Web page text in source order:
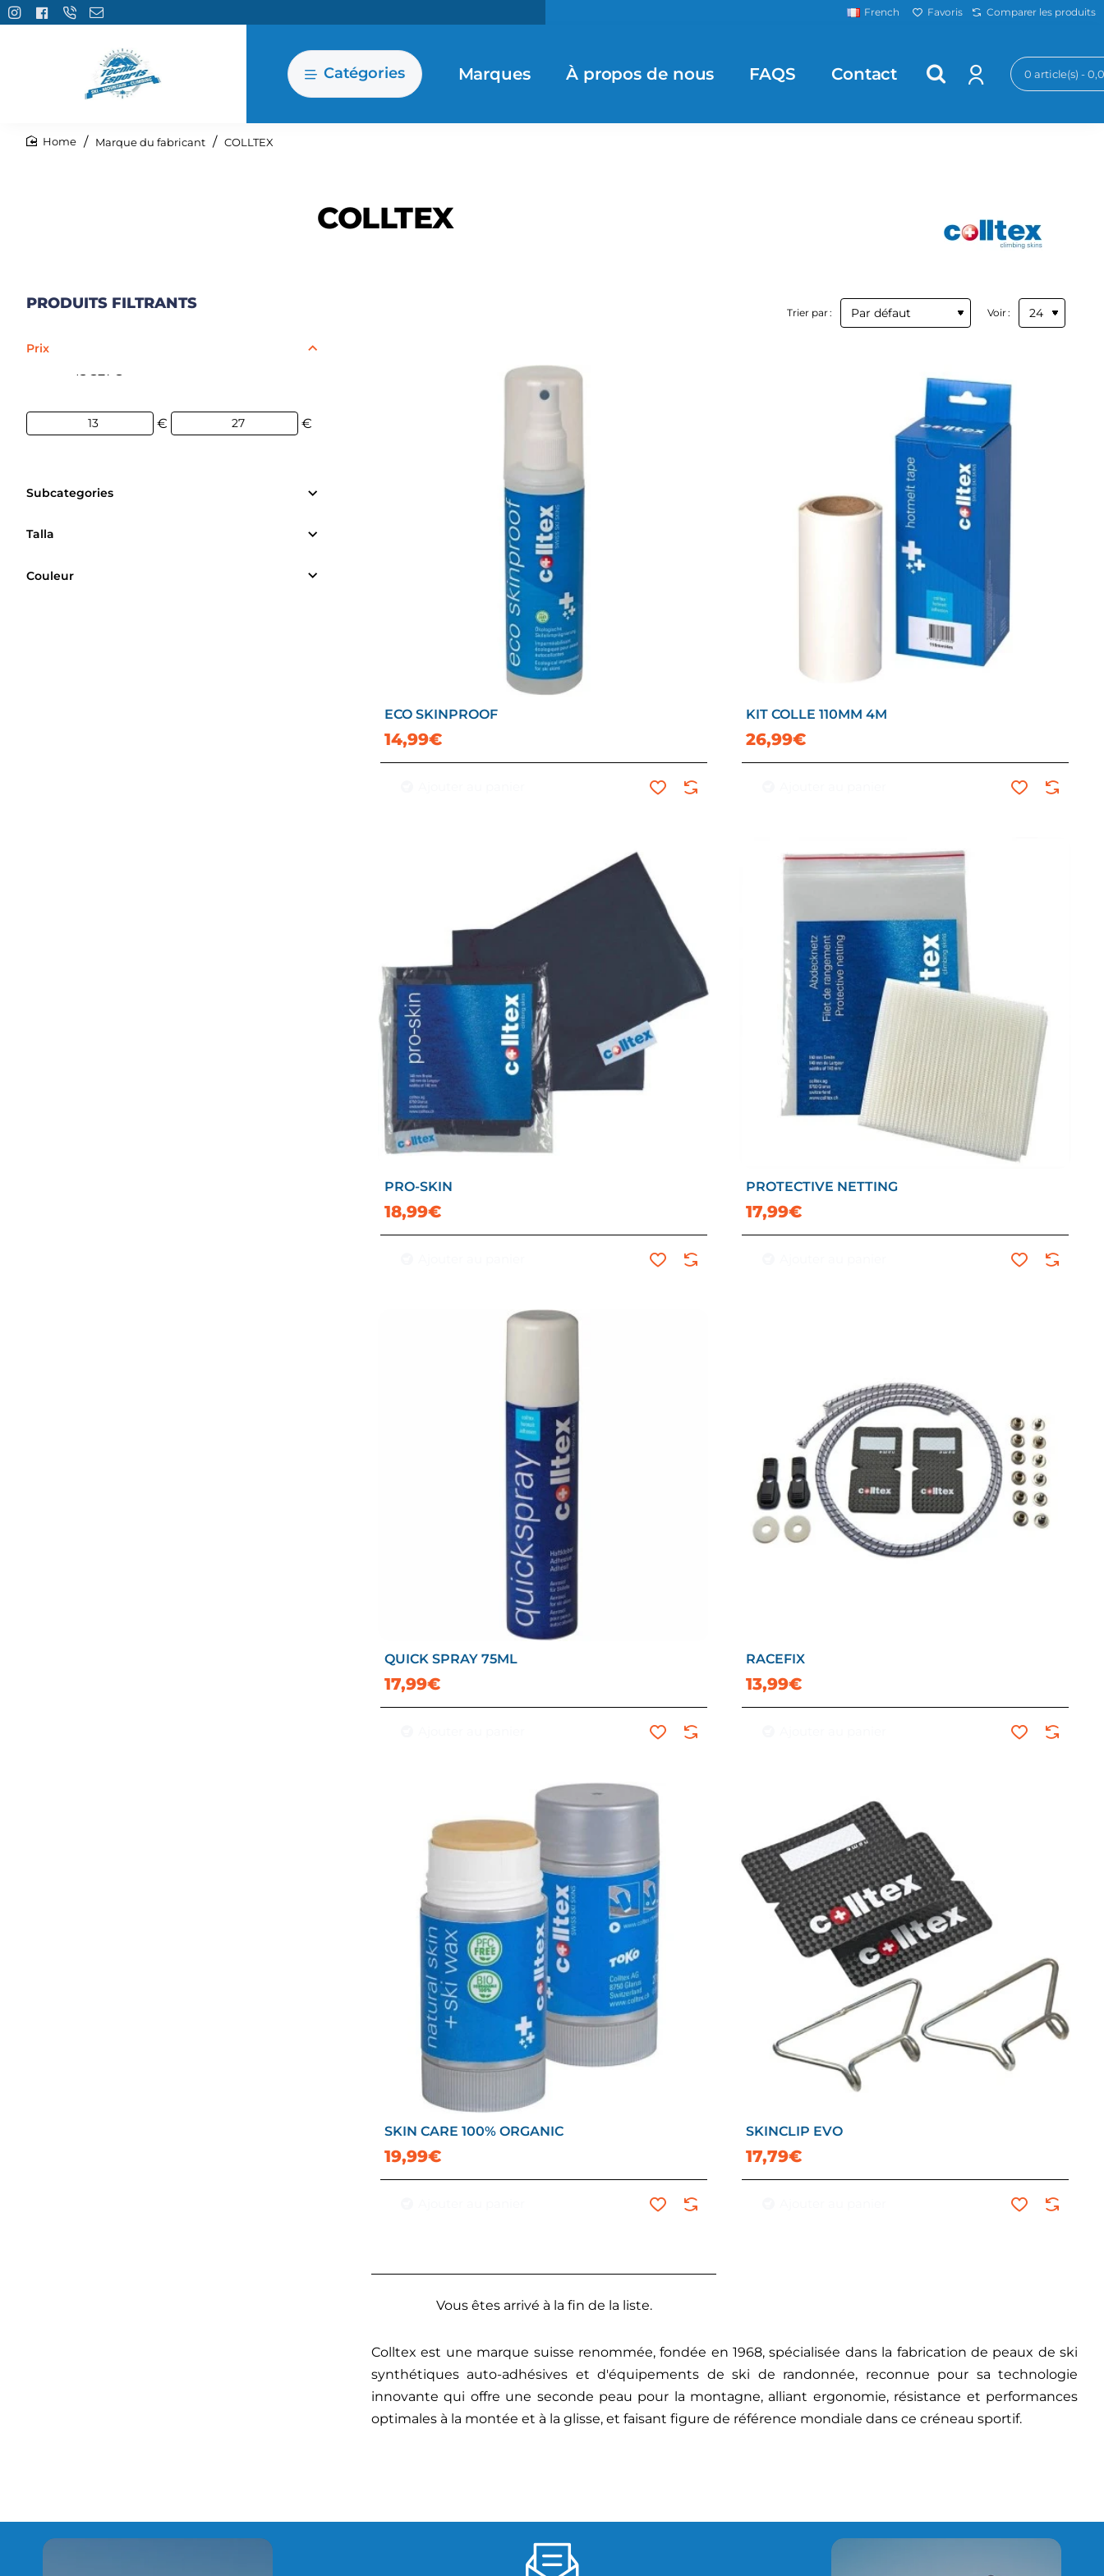
French Favoris Comparer les produits
Catégories Marques À propos de nous FAQS Contact 0 article(s) -
Marque du fabricant COLLTEX
COLLTEX
PRODUITS FILTRANTS
Prix
13€27€
€ €
Subcategories
Talla
Couleur
Trier par : Voir :
ECO SKINPROOF
14,99€
KIT COLLE 110MM 4M
26,99€
PRO-SKIN
18,99€
PROTECTIVE NETTING
17,99€
QUICK SPRAY 75ML
17,99€
RACEFIX
13,99€
SKIN CARE 100% ORGANIC
19,99€
SKINCLIP EVO
17,79€
Vous êtes arrivé à la fin de la liste.
Colltex est une marque suisse renommée, fondée en 1968, spécialisée dans la fabrication de peaux de ski
synthétiques auto-adhésives et d'équipements de ski de randonnée, reconnue pour sa technologie
innovante qui offre une seconde peau pour la montagne, alliant ergonomie, résistance et performances
optimales à la montée et à la glisse, et faisant figure de référence mondiale dans ce créneau sportif.